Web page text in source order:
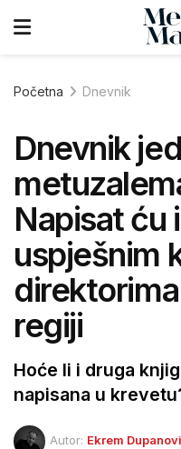
Početna Dnevnik
Dnevnik
Napisat ću
uspješnim
regiji
Hoće li i druga
napisana u
Autor: Ekrem